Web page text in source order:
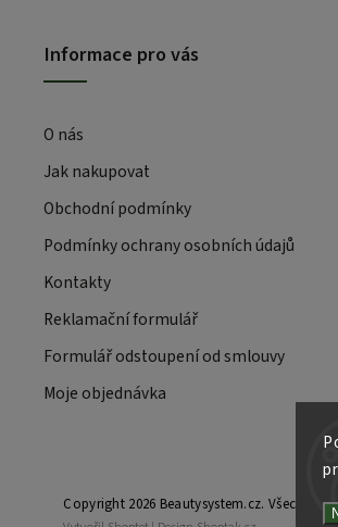
Informace pro vás
O nás
Jak nakupovat
Obchodní podmínky
Podmínky ochrany osobních údajů
Kontakty
Reklamační formulář
Formulář odstoupení od smlouvy
Moje objednávka
Copyright 2026 Beautysystem.cz. Všechna